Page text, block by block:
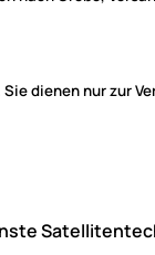
dienen nur zur